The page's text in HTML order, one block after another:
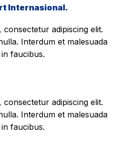
Internasional.
adipiscing elit.
Interdum et malesuada
faucibus.
adipiscing elit.
Interdum et malesuada
faucibus.